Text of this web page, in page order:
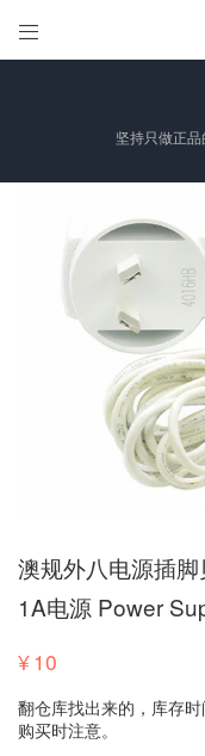

坚持只做正
澳规外八电源插
1A电源 Power
¥10
翻仓库找出来的，库存
购买时注意。